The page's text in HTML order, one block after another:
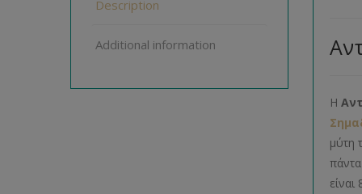
Description
Additional information
Η
μύτη